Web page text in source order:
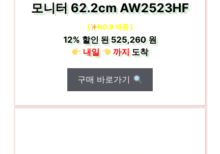
모니터 62.2cm AW2523HF
[ NO.9 제품 ]
12%할인 된525,260 원
내일
까지도착
구매 바로가기